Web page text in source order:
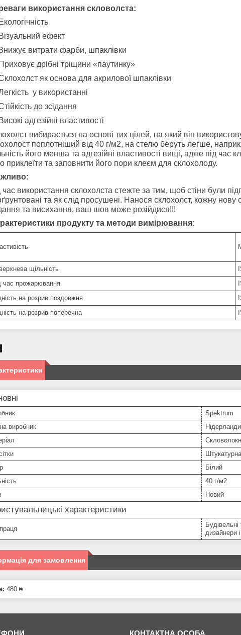
використання скловолста:
Екологічність
Візуальний ефект
витрати фарби, шпаклівки
Приховує дрібні тріщини «паутинку»
як основа для акрилової шпаклівки
у використанні
до зсідання
Високі адгезійні властивості
вибирається на основі тих цілей, на який він
поплотніший від 40 г/м2, на стелю беруть легше,
його менша та адгезійні властивості вищі, адже під
приклеїти та заповнити його пори клеєм для склохолоду.
час використання склохолста стежте за тим, щоб стіни були
та як слід просушені. Нанося склохолст, кожну
та висихання, ваш шов може розійдися!!!
продукту та методи вимірювання:
щільність
час прожарювання
на розрив поздовжня
на розрив поперечна
Spektrum
виробник
Нідерланди
Штукатурна
Білий
40 г/м2
Новий
характеристики
Будівельні
дизайнери
для замовлення
480 ₴